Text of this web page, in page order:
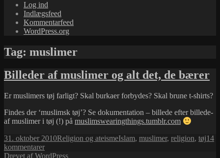
Log ind
Indlægsfeed
Kommentarfeed
WordPress.org
Tag: muslimer
Billeder af muslimer og alt det, de bærer
Er muslimers tøj farligt? Skal burkaer forbydes? Skal brune t-shirts?
Findes der ‘muslimsk tøj’? Se dokumentation – billede efter billede-
af muslimer i tøj (!) på muslimswearingthings.tumblr.com
Udgivet
i
31. oktober 2010Kategorier
Religion og ateismeTags
Islam, muslimer, religion, tøj14
kommentarertil
Billeder
Drevet af WordPress